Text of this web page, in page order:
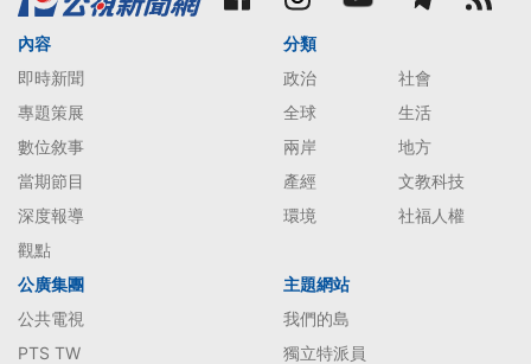
內容
即時新聞
專題策展
數位敘事
當期節目
深度報導
觀點
分類
政治
社會
全球
生活
兩岸
地方
產經
文教科技
環境
社福人權
公廣集團
公共電視
PTS TW
主題網站
我們的島
獨立特派員